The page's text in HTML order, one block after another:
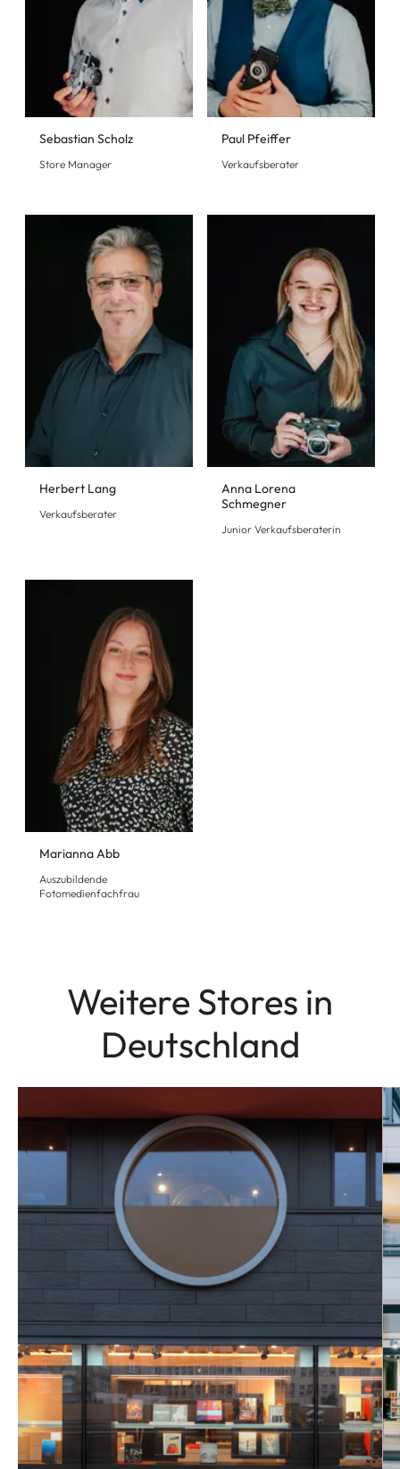
Sebastian Scholz
Store Manager
Paul Pfeiffer
Verkaufsberater
Herbert Lang
Verkaufsberater
Anna Lorena
Schmegner
Junior Verkaufsberaterin
Marianna Abb
Auszubildende
Fotomedienfachfrau
Weitere Stores in
Deutschland